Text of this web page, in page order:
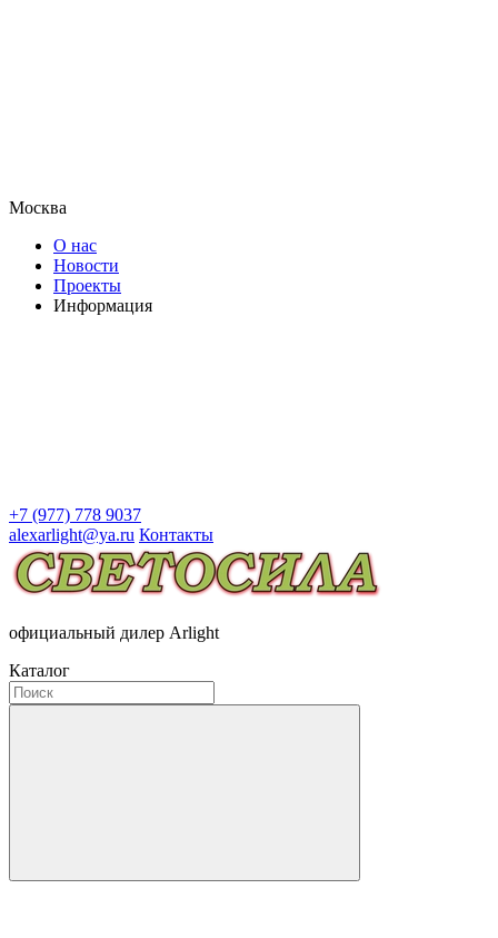
Москва
О нас
Новости
Проекты
Информация
+7 (977) 778 9037
alexarlight@ya.ru Контакты
официальный дилер Arlight
Каталог